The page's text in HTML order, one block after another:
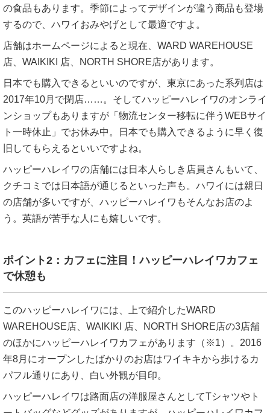
の食品もあります。季節によってデザインが違う商品も登場
するので、ハワイおみやげとして最適ですよ。
店舗はホームページによると現在、WARD WAREHOUSE
店、WAIKIKI 店、NORTH SHORE店があります。
日本でも購入できるといいのですが、東京にあった系列店は
2017年10月で閉店……。そしてハッピーハレイワのオンライ
ンショップもありますが「物流センター移転に伴うWEBサイ
ト一時休止」でお休み中。日本でも購入できるように早く復
旧してもらえるといいですよね。
ハッピーハレイワの店舗には日本人らしき店員さんもいて、
クチコミでは日本語が通じるといった声も。ハワイには親日
の店舗が多いですが、ハッピーハレイワもそんなお店のよ
う。英語が苦手な人にも嬉しいです。
ポイント2：カフェに注目！ハッピーハレイワカフェ
で休憩も
このハッピーハレイワには、上で紹介したWARD
WAREHOUSE店、WAIKIKI 店、NORTH SHORE店の3店舗
のほかにハッピーハレイワカフェがあります（※1）。2016
年8月にオープンしたばかりのお店はワイキキから歩けるカ
パフル通りにあり、白い外観が目印。
ハッピーハレイワは路面店の洋服屋さんとしてTシャツやト